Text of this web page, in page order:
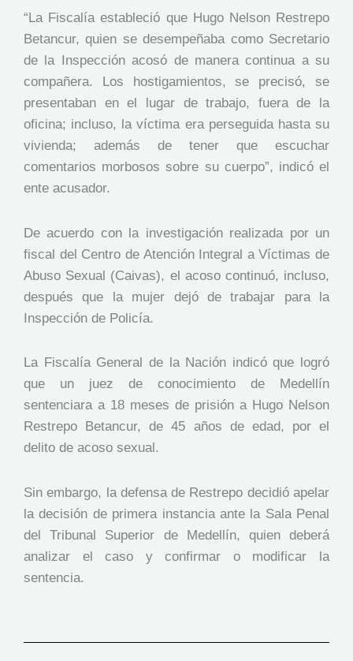
“La Fiscalía estableció que Hugo Nelson Restrepo
Betancur, quien se desempeñaba como Secretario
de la Inspección acosó de manera continua a su
compañera. Los hostigamientos, se precisó, se
presentaban en el lugar de trabajo, fuera de la
oficina; incluso, la víctima era perseguida hasta su
vivienda; además de tener que escuchar
comentarios morbosos sobre su cuerpo”, indicó el
ente acusador.
De acuerdo con la investigación realizada por un
fiscal del Centro de Atención Integral a Víctimas de
Abuso Sexual (Caivas), el acoso continuó, incluso,
después que la mujer dejó de trabajar para la
Inspección de Policía.
La Fiscalía General de la Nación indicó que logró
que un juez de conocimiento de Medellín
sentenciara a 18 meses de prisión a Hugo Nelson
Restrepo Betancur, de 45 años de edad, por el
delito de acoso sexual.
Sin embargo, la defensa de Restrepo decidió apelar
la decisión de primera instancia ante la Sala Penal
del Tribunal Superior de Medellín, quien deberá
analizar el caso y confirmar o modificar la
sentencia.